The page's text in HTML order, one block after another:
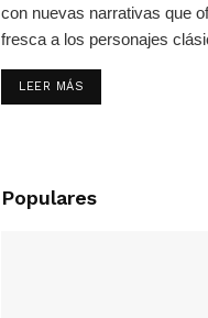
con nuevas narrativas que
fresca a los personajes
LEER MÁS
Populares